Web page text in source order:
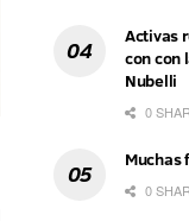
Activas
con con
Nubelli
0
Muchas
0